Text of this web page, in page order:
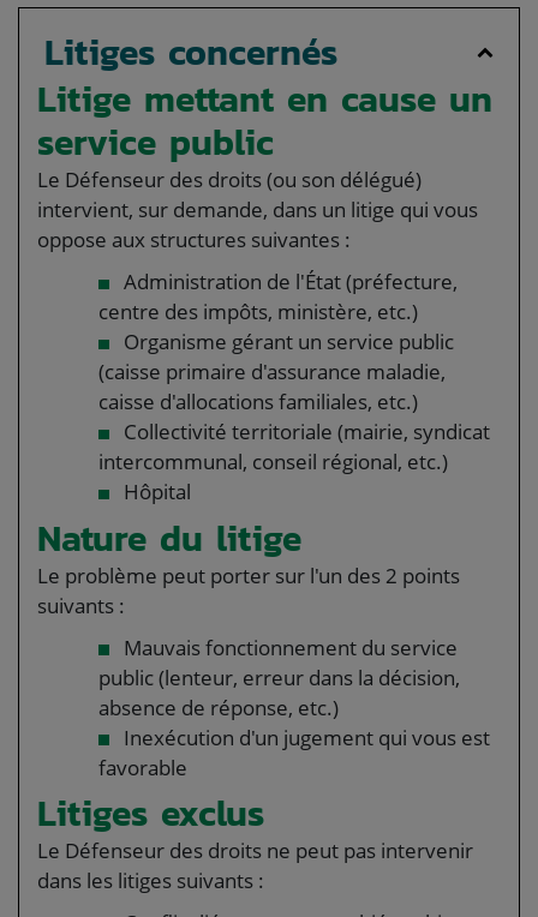
Litiges concernés
Litige mettant en cause un
service public
Le Défenseur des droits (ou son délégué)
intervient, sur demande, dans un litige qui vous
oppose aux structures suivantes :
Administration de l'État (préfecture,
centre des impôts, ministère, etc.)
Organisme gérant un service public
(caisse primaire d'assurance maladie,
caisse d'allocations familiales, etc.)
Collectivité territoriale (mairie, syndicat
intercommunal, conseil régional, etc.)
Hôpital
Nature du litige
Le problème peut porter sur l'un des 2 points
suivants :
Mauvais fonctionnement du service
public (lenteur, erreur dans la décision,
absence de réponse, etc.)
Inexécution d'un jugement qui vous est
favorable
Litiges exclus
Le Défenseur des droits ne peut pas intervenir
dans les litiges suivants :